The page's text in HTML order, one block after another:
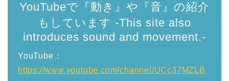
YouTubeで『動き』や『音』の紹介
もしています -This site also
introduces sound and movement.-
YouTube：
https://www.youtube.com/channel/UCc37MZLB